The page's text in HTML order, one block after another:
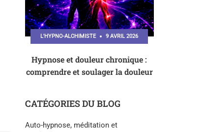
L'HYPNO-ALCHIMISTE 9 AVRIL 2026
Hypnose et douleur chronique :
comprendre et soulager la douleur
CATÉGORIES DU BLOG
Auto-hypnose, méditation et